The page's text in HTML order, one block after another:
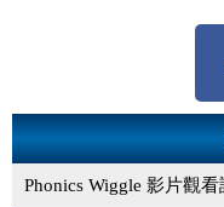
Phonics Wiggle 影片觀看